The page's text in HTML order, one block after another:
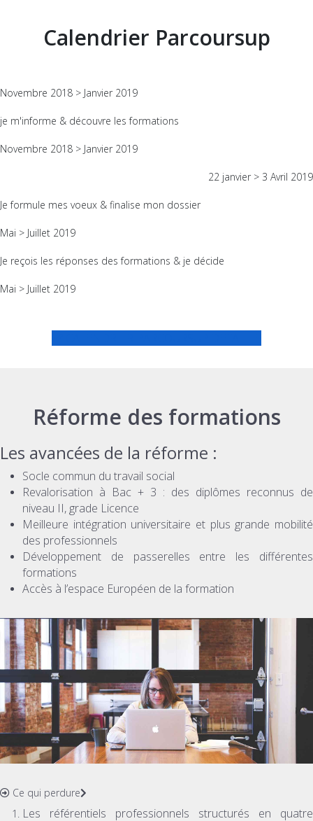
Calendrier Parcoursup
Novembre 2018 > Janvier 2019
je m'informe & découvre les formations
Novembre 2018 > Janvier 2019
22 janvier > 3 Avril 2019
Je formule mes voeux & finalise mon dossier
Mai > Juillet 2019
Je reçois les réponses des formations & je décide
Mai > Juillet 2019
Réforme des formations
Les avancées de la réforme :
Socle commun du travail social
Revalorisation à Bac + 3 : des diplômes reconnus de
niveau II, grade Licence
Meilleure intégration universitaire et plus grande mobilité
des professionnels
Développement de passerelles entre les différentes
formations
Accès à l’espace Européen de la formation
Ce qui perdure
Les référentiels professionnels structurés en quatre